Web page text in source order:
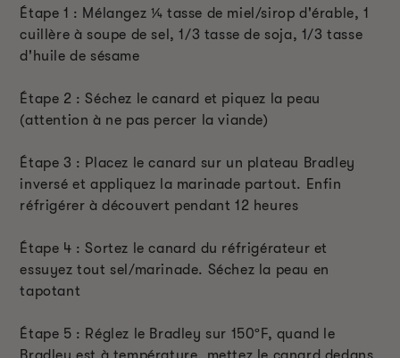
Étape 1 : Mélangez ¼ tasse de miel/sirop d'érable, 1
cuillère à soupe de sel, 1/3 tasse de soja, 1/3 tasse
d'huile de sésame
Étape 2 : Séchez le canard et piquez la peau
(attention à ne pas percer la viande)
Étape 3 : Placez le canard sur un plateau Bradley
inversé et appliquez la marinade partout. Enfin
réfrigérer à découvert pendant 12 heures
Étape 4 : Sortez le canard du réfrigérateur et
essuyez tout sel/marinade. Séchez la peau en
tapotant
Étape 5 : Réglez le Bradley sur 150º F, quand le